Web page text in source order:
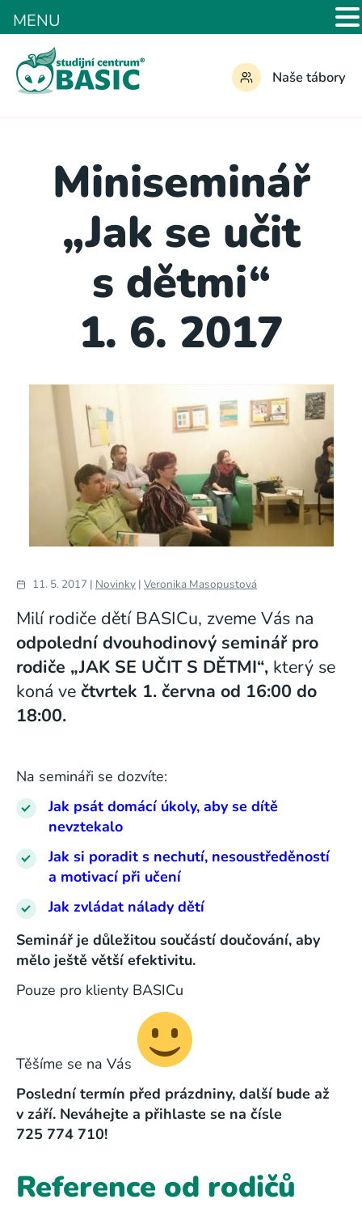
Naše tábory
Miniseminář
„Jak se učit
s dětmi“
1. 6. 2017
11. 5. 2017 | Novinky | Veronika Masopustová
Milí rodiče dětí BASICu, zveme Vás na
odpolední dvouhodinový seminář pro
rodiče „JAK SE UČIT S DĚTMI“, který se
koná ve čtvrtek 1. června od 16:00 do
18:00.
Na semináři se dozvíte:
Jak psát domácí úkoly, aby se dítě
nevztekalo
Jak si poradit s nechutí, nesoustředěností
a motivací při učení
Jak zvládat nálady dětí
Seminář je důležitou součástí doučování, aby
mělo ještě větší efektivitu.
Pouze pro klienty BASICu
Těšíme se na Vás
Poslední termín před prázdniny, další bude až
v září. Neváhejte a přihlaste se na čísle
725 774 710!
Reference od rodičů
MENU